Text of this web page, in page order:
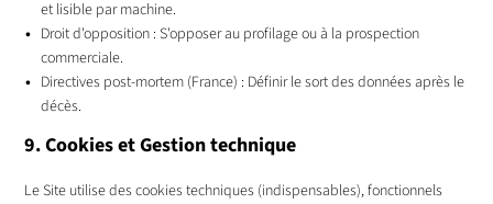
et lisible par machine.
Droit d'opposition : S'opposer au profilage ou à la prospection
commerciale.
Directives post-mortem (France) : Définir le sort des données après le
décès.
9. Cookies et Gestion technique
Le Site utilise des cookies techniques (indispensables), fonctionnels